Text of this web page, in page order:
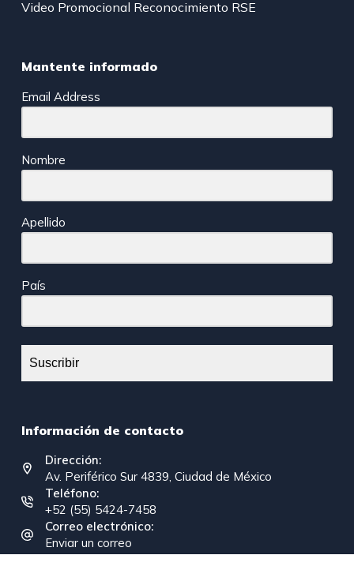
Video Promocional Reconocimiento RSE
Mantente informado
Email Address
Nombre
Apellido
País
Suscribir
Información de contacto
Dirección:
Av. Periférico Sur 4839, Ciudad de México
Teléfono:
+52 (55) 5424-7458
Correo electrónico:
Enviar un correo